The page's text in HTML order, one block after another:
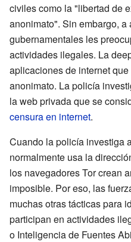
civiles como la "libertad de
anonimato". Sin embargo,
gubernamentales les
actividades ilegales. La
aplicaciones de internet
anonimato. La policía
la web privada que se
censura en internet.
Cuando la policía investiga
normalmente usa la
los navegadores Tor crean
imposible. Por eso, las
muchas otras tácticas para
participan en actividades
o Inteligencia de Fuentes